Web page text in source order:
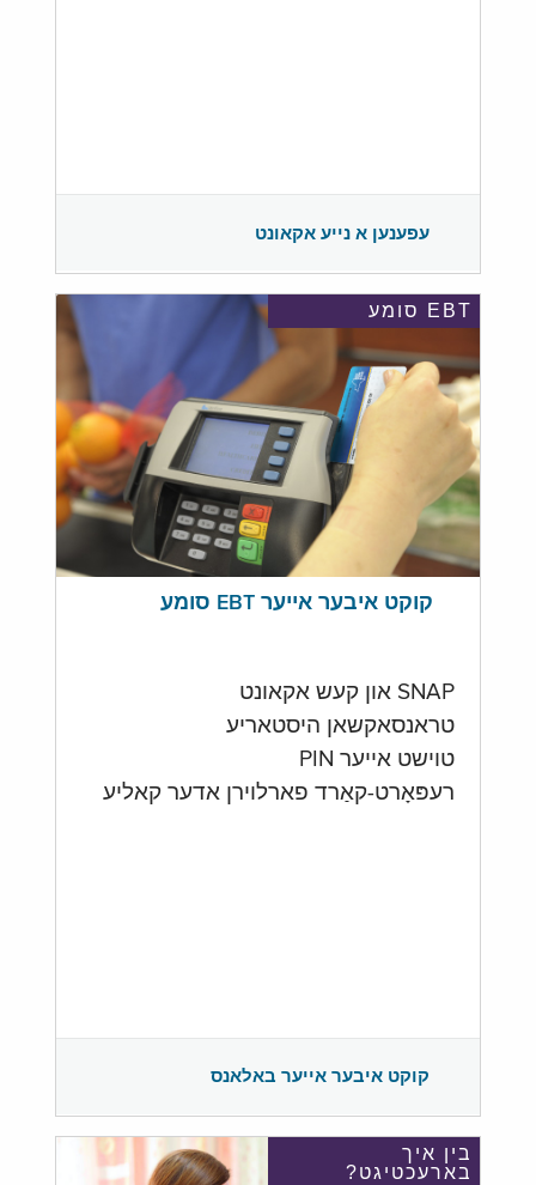
עפענען א נייע אקאונט
EBT סומע
קוקט איבער אייער EBT סומע
SNAP און קעש אקאונט
טראנסאקשאן היסטאריע
טוישט אייער PIN
רעפּאָרט-קאַרד פארלוירן אדער קאליע
קוקט איבער אייער באלאנס
בין איך
בארעכטיגט?